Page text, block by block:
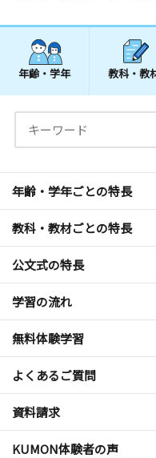
年齢・学年 教科・教
年齢・学年ごとの特長
教科・教材ごとの特長
公文式の特長
学習の流れ
無料体験学習
よくあるご質問
資料請求
KUMON体験者の声